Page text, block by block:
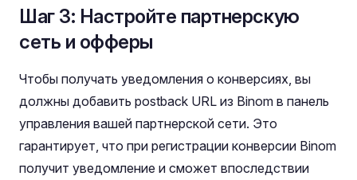
Шаг 3: Настройте партнерскую
сеть и офферы
Чтобы получать уведомления о конверсиях, вы
должны добавить postback URL из Binom в панель
управления вашей партнерской сети. Это
гарантирует, что при регистрации конверсии Binom
получит уведомление и сможет впоследствии